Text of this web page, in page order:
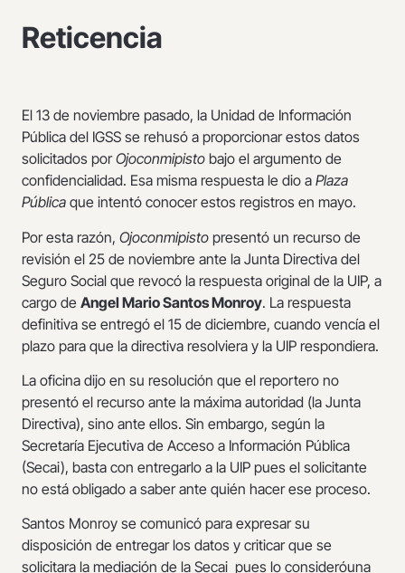
Reticencia
El 13 de noviembre pasado, la Unidad de Información
Pública del IGSS se rehusó a proporcionar estos datos
solicitados porOjoconmipisto bajo el argumento de
confidencialidad. Esa misma respuesta le dio a Plaza
Pública que intentó conocer estos registros en mayo.
Por esta razón, Ojoconmipisto presentó un recurso de
revisión el 25 de noviembre ante la Junta Directiva del
Seguro Social que revocó la respuesta original de la UIP, a
cargo de Angel Mario Santos Monroy. La respuesta
definitiva se entregó el 15 de diciembre, cuando vencía el
plazo para que la directiva resolviera y la UIP respondiera.
La oficina dijo en su resolución que el reportero no
presentó el recurso ante la máxima autoridad (la Junta
Directiva), sino ante ellos. Sin embargo, según la
Secretaría Ejecutiva de Acceso a Información Pública
(Secai), basta con entregarlo a la UIP pues el solicitante
no está obligado a saber ante quién hacer ese proceso.
Santos Monroy se comunicó para expresar su
disposición de entregar los datos y criticar que se
solicitara la mediación de la Secai pues lo consideróuna